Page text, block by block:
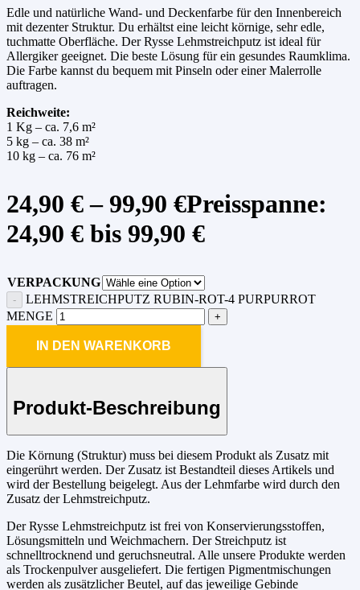
Edle und natürliche Wand- und Deckenfarbe für den Innenbereich
mit dezenter Struktur. Du erhältst eine leicht körnige, sehr edle,
tuchmatte Oberfläche. Der Rysse Lehmstreichputz ist ideal für
Allergiker geeignet. Die beste Lösung für ein gesundes Raumklima.
Die Farbe kannst du bequem mit Pinseln oder einer Malerrolle
auftragen.
Reichweite:
1 Kg – ca. 7,6 m²
5 kg – ca. 38 m²
10 kg – ca. 76 m²
24,90 € –99,90 €Preisspanne:
24,90 € bis 99,90 €
VERPACKUNG
LEHMSTREICHPUTZ RUBIN-ROT-4 PURPURROT
MENGE
IN DEN WARENKORB
Produkt-Beschreibung
Die Körnung (Struktur) muss bei diesem Produkt als Zusatz mit
eingerührt werden. Der Zusatz ist Bestandteil dieses Artikels und
wird der Bestellung beigelegt. Aus der Lehmfarbe wird durch den
Zusatz der Lehmstreichputz.
Der Rysse Lehmstreichputz ist frei von Konservierungsstoffen,
Lösungsmitteln und Weichmachern. Der Streichputz ist
schnelltrocknend und geruchsneutral. Alle unsere Produkte werden
als Trockenpulver ausgeliefert. Die fertigen Pigmentmischungen
werden als zusätzlicher Beutel, auf das jeweilige Gebinde